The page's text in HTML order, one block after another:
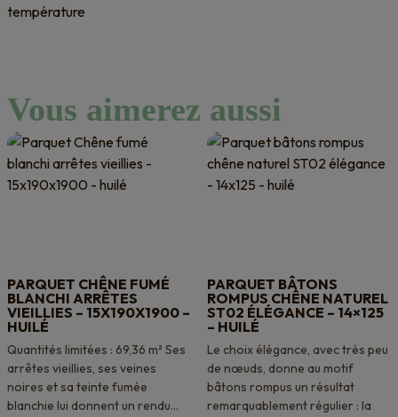
température
Vous aimerez aussi
PARQUET CHÊNE FUMÉ
BLANCHI ARRÊTES
VIEILLIES – 15X190X1900 –
HUILÉ
Quantités limitées : 69,36 m² Ses
arrêtes vieillies, ses veines
noires et sa teinte fumée
blanchie lui donnent un rendu...
PARQUET BÂTONS
ROMPUS CHÊNE NATUREL
ST02 ÉLÉGANCE – 14×125
– HUILÉ
Le choix élégance, avec très peu
de nœuds, donne au motif
bâtons rompus un résultat
remarquablement régulier : la